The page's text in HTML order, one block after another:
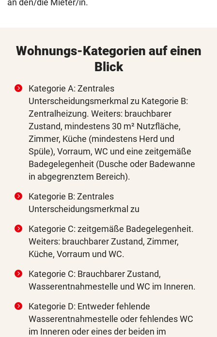
an den/die Mieter/in.
Wohnungs-Kategorien auf einen
Blick
Kategorie A: Zentrales
Unterscheidungsmerkmal zu Kategorie B:
Zentralheizung. Weiters: brauchbarer
Zustand, mindestens 30 m² Nutzfläche,
Zimmer, Küche (mindestens Herd und
Spüle), Vorraum, WC und eine zeitgemäße
Badegelegenheit (Dusche oder Badewanne
in abgegrenztem Bereich).
Kategorie B: Zentrales
Unterscheidungsmerkmal zu
Kategorie C: zeitgemäße Badegelegenheit.
Weiters: brauchbarer Zustand, Zimmer,
Küche, Vorraum und WC.
Kategorie C: Brauchbarer Zustand,
Wasserentnahmestelle und WC im Inneren.
Kategorie D: Entweder fehlende
Wasserentnahmestelle oder fehlendes WC
im Inneren oder eines der beiden im